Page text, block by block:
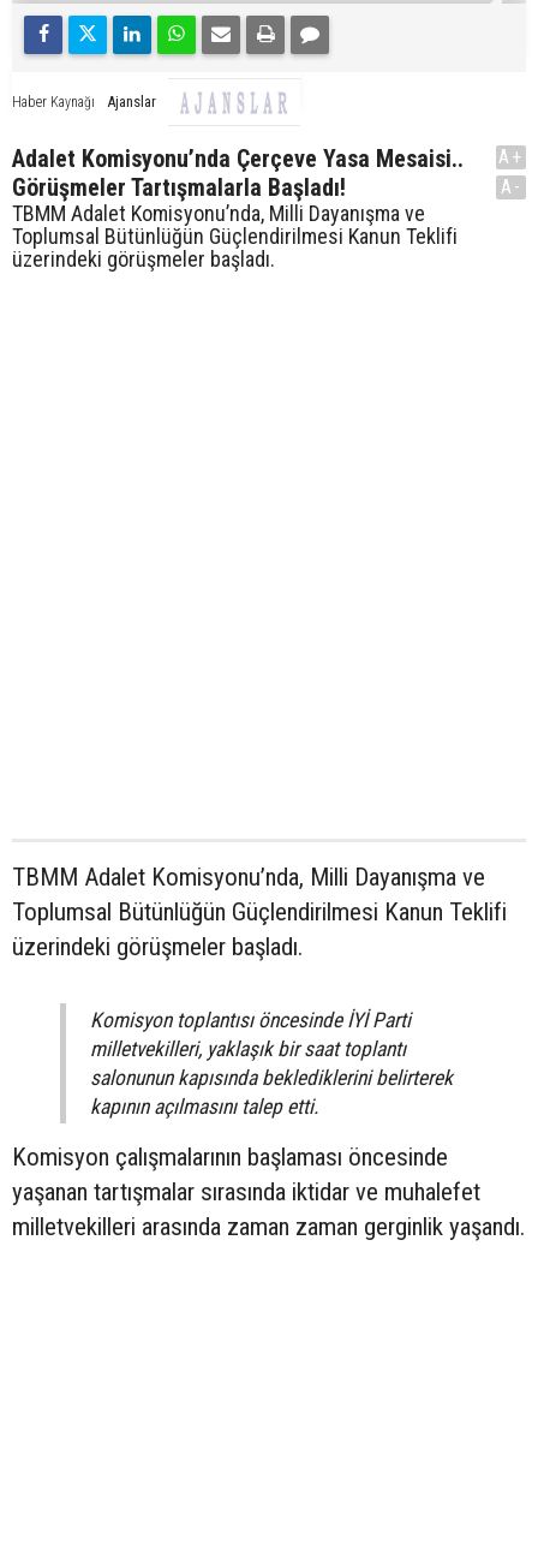
Haber Kaynağı Ajanslar
Adalet Komisyonu’nda Çerçeve Yasa Mesaisi..
Görüşmeler Tartışmalarla Başladı!
TBMM Adalet Komisyonu’nda, Milli Dayanışma ve
Toplumsal Bütünlüğün Güçlendirilmesi Kanun Teklifi
üzerindeki görüşmeler başladı.
A+
A-
TBMM Adalet Komisyonu’nda, Milli Dayanışma ve
Toplumsal Bütünlüğün Güçlendirilmesi Kanun Teklifi
üzerindeki görüşmeler başladı.
Komisyon toplantısı öncesinde İYİ Parti
milletvekilleri, yaklaşık bir saat toplantı
salonunun kapısında beklediklerini belirterek
kapının açılmasını talep etti.
Komisyon çalışmalarının başlaması öncesinde
yaşanan tartışmalar sırasında iktidar ve muhalefet
milletvekilleri arasında zaman zaman gerginlik yaşandı.